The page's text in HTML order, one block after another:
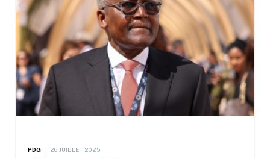
PDG 26 JUILLET 2025